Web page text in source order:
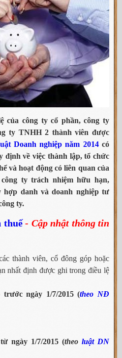
của công ty cổ phần, công ty
ty TNHH 2 thành viên được
Doanh nghiệp năm 2014có
định về việc thành lập, tổ chức
và hoạt động có liên quan của
ty trách nhiệm hữu hạn,
hợp danh và doanh nghiệp tư
ty.
thuế- Cập nhật thông tin
thành viên, cổ đông góp hoặc
nhất định được ghi trong điều lệ
ngày 1/7/2015 (theo NĐ
ngày 1/7/2015 (theo luật DN